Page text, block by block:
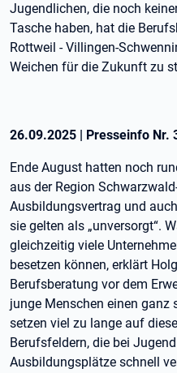
Jugendlichen, die noch
Tasche haben, hat die
Rottweil - Villingen-
Weichen für die Zukunft zu
26.09.2025 | Presseinfo Nr.
Ende August hatten noch
aus der Region
Ausbildungsvertrag und
sie gelten als „unversorgt“.
gleichzeitig viele
besetzen können, erklärt
Berufsberatung vor dem
junge Menschen einen ganz
setzen viel zu lange auf
Berufsfeldern, die bei
Ausbildungsplätze schnell